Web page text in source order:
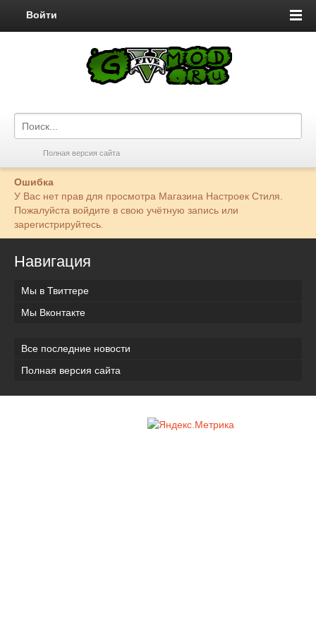
Войти
Полная версия сайта
Ошибка
У Вас нет прав для просмотра Магазина Настроек Стиля.
Пожалуйста войдите в свою учётную запись или
зарегистрируйтесь.
Навигация
Мы в Твиттере
Мы Вконтакте
Все последние новости
Полная версия сайта